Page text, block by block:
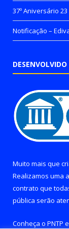
37º Aniversário
Notificação –
Muito mais que
Realizamos uma
contrato que
pública serão
Conheça o PNTP